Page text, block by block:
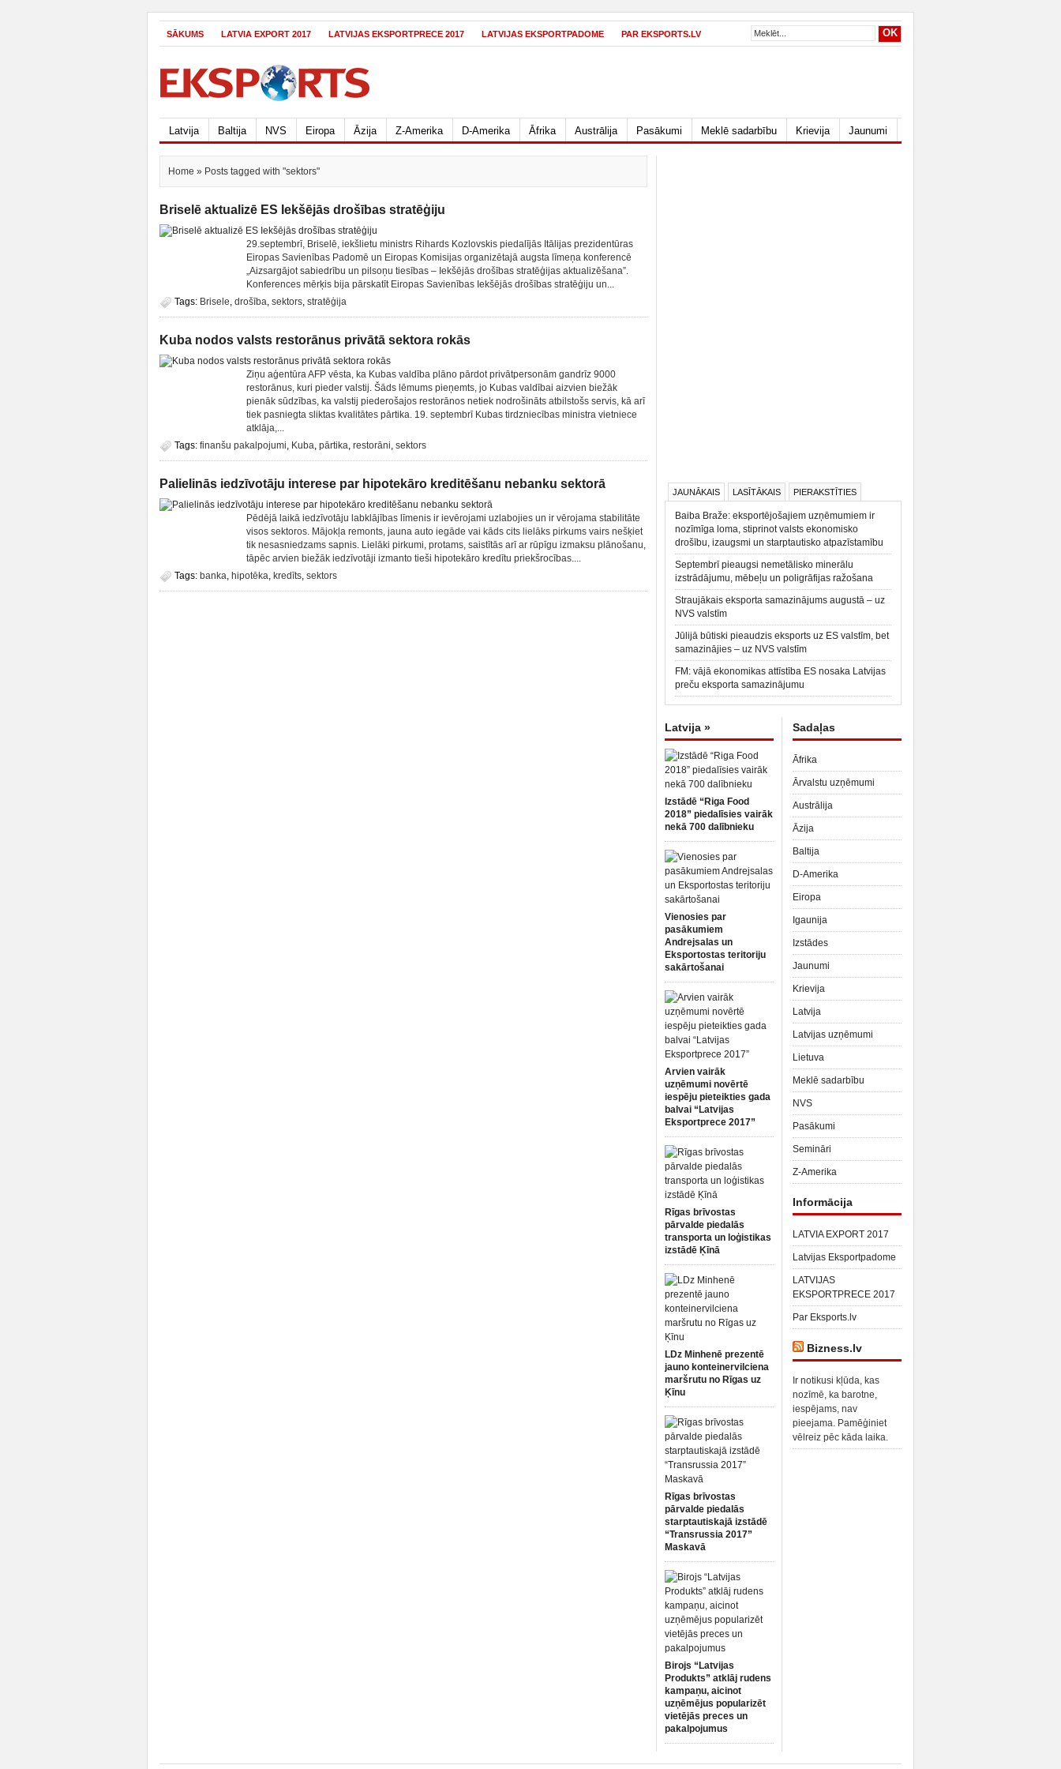
SĀKUMS LATVIA EXPORT 2017 LATVIJAS EKSPORTPRECE 2017 LATVIJAS EKSPORTPADOME PAR EKSPORTS.LV
Latvija Baltija NVS Eiropa Āzija Z-Amerika D-Amerika Āfrika Austrālija Pasākumi Meklē sadarbību Krievija Jaunumi
Home » Posts tagged with "sektors"
Briselē aktualizē ES Iekšējās drošības stratēģiju
29.septembrī, Briselē, iekšlietu ministrs Rihards Kozlovskis piedalījās Itālijas prezidentūras
Eiropas Savienības Padomē un Eiropas Komisijas organizētajā augsta līmeņa konferencē
„Aizsargājot sabiedrību un pilsoņu tiesības – Iekšējās drošības stratēģijas aktualizēšana”.
Konferences mērķis bija pārskatīt Eiropas Savienības Iekšējās drošības stratēģiju un...
Tags: Brisele, drošība, sektors, stratēģija
Kuba nodos valsts restorānus privātā sektora rokās
Ziņu aģentūra AFP vēsta, ka Kubas valdība plāno pārdot privātpersonām gandrīz 9000
restorānus, kuri pieder valstij. Šāds lēmums pieņemts, jo Kubas valdībai aizvien biežāk
pienāk sūdzības, ka valstij piederošajos restorānos netiek nodrošināts atbilstošs servis, kā arī
tiek pasniegta sliktas kvalitātes pārtika. 19. septembrī Kubas tirdzniecības ministra vietniece
atklāja,...
Tags: finanšu pakalpojumi, Kuba, pārtika, restorāni, sektors
Palielinās iedzīvotāju interese par hipotekāro kreditēšanu nebanku sektorā
Pēdējā laikā iedzīvotāju labklājības līmenis ir ievērojami uzlabojies un ir vērojama stabilitāte
visos sektoros. Mājokļa remonts, jauna auto iegāde vai kāds cits lielāks pirkums vairs nešķiet
tik nesasniedzams sapnis. Lielāki pirkumi, protams, saistītās arī ar rūpīgu izmaksu plānošanu,
tāpēc arvien biežāk iedzīvotāji izmanto tieši hipotekāro kredītu priekšrocības....
Tags: banka, hipotēka, kredīts, sektors
JAUNĀKAIS LASĪTĀKAIS PIERAKSTĪTIES
Baiba Braže: eksportējošajiem uzņēmumiem ir
nozīmīga loma, stiprinot valsts ekonomisko
drošību, izaugsmi un starptautisko atpazīstamību
Septembrī pieaugsi nemetālisko minerālu
izstrādājumu, mēbeļu un poligrāfijas ražošana
Straujākais eksporta samazinājums augustā – uz
NVS valstīm
Jūlijā būtiski pieaudzis eksports uz ES valstīm, bet
samazinājies – uz NVS valstīm
FM: vājā ekonomikas attīstība ES nosaka Latvijas
preču eksporta samazinājumu
Latvija »
Izstādē “Riga Food
2018” piedalīsies vairāk
nekā 700 dalībnieku
Vienosies par
pasākumiem
Andrejsalas un
Eksportostas teritoriju
sakārtošanai
Arvien vairāk
uzņēmumi novērtē
iespēju pieteikties gada
balvai “Latvijas
Eksportprece 2017”
Rīgas brīvostas
pārvalde piedalās
transporta un loģistikas
izstādē Ķīnā
LDz Minhenē prezentē
jauno konteinervilciena
maršrutu no Rīgas uz
Ķīnu
Rīgas brīvostas
pārvalde piedalās
starptautiskajā izstādē
“Transrussia 2017”
Maskavā
Birojs “Latvijas
Produkts” atklāj rudens
kampaņu, aicinot
uzņēmējus popularizēt
vietējās preces un
pakalpojumus
Sadaļas
Āfrika
Ārvalstu uzņēmumi
Austrālija
Āzija
Baltija
D-Amerika
Eiropa
Igaunija
Izstādes
Jaunumi
Krievija
Latvija
Latvijas uzņēmumi
Lietuva
Meklē sadarbību
NVS
Pasākumi
Semināri
Z-Amerika
Informācija
LATVIA EXPORT 2017
Latvijas Eksportpadome
LATVIJAS
EKSPORTPRECE 2017
Par Eksports.lv
Bizness.lv
Ir notikusi kļūda, kas
nozīmē, ka barotne,
iespējams, nav
pieejama. Pamēģiniet
vēlreiz pēc kāda laika.